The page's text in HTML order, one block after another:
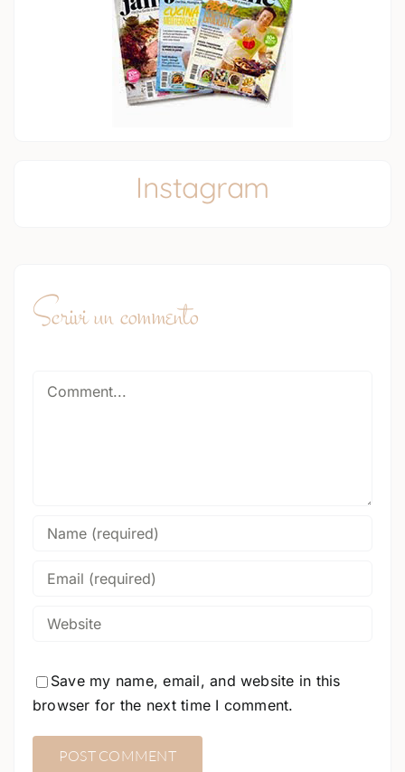
Instagram
Scrivi un commento
Save my name, email, and website in this
browser for the next time I comment.